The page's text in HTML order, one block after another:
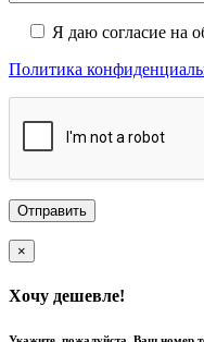
Я даю согласие на
Политика
×
Хочу дешевле!